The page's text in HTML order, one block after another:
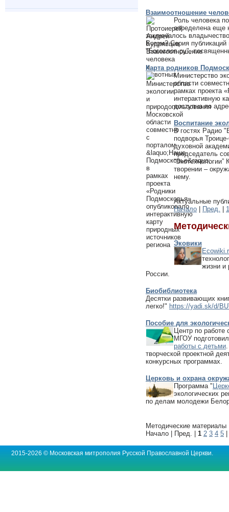
Взаимоотношение
Роль человека
определена еще
заключалось
Богом? Серия
"Богослов.ру",
Карта родников
Министерство
области
рамках проекта
интерактивную
доступна по
Воспитание
В гостях Радио
подворья
духовной
председатель
творении –
нему.
Актуальные
Начало | Пред. | 1
Эковики
жизни и
России.
Биобиблиотека
Десятки развивающих
легко!" https://yadi.sk/d/
Пособие для
Центр по работе
МГОУ
работы с детьми
творческой проектной
конкурсных программах.
Церковь и охрана
Программа "
экологических
по делам молодежи
Методические материалы
Начало | Пред. | 1 2 3 4 5 |
2015-2026 © Московская митрополия Русской Православной Церкви.